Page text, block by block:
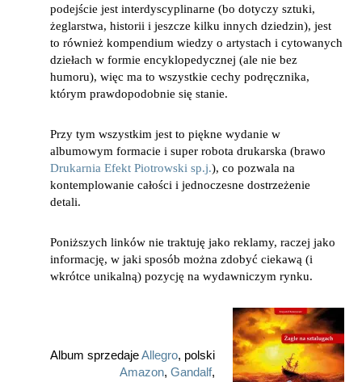
podejście jest interdyscyplinarne (bo dotyczy sztuki,
żeglarstwa, historii i jeszcze kilku innych dziedzin), jest
to również kompendium wiedzy o artystach i cytowanych
dziełach w formie encyklopedycznej (ale nie bez
humoru), więc ma to wszystkie cechy podręcznika,
którym prawdopodobnie się stanie.
Przy tym wszystkim jest to piękne wydanie w
albumowym formacie i super robota drukarska (brawo
Drukarnia Efekt Piotrowski sp.j.), co pozwala na
kontemplowanie całości i jednoczesne dostrzeżenie
detali.
Poniższych linków nie traktuję jako reklamy, raczej jako
informację, w jaki sposób można zdobyć ciekawą (i
wkrótce unikalną) pozycję na wydawniczym rynku.
Album sprzedajeAllegro, polski
Amazon, Gandalf,